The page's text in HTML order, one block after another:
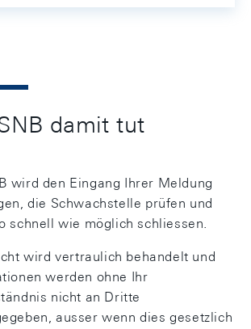
damit tut
wird den Eingang Ihrer Meldung
die Schwachstelle prüfen und
schnell wie möglich schliessen.
wird vertraulich behandelt und
werden ohne Ihr
nicht an Dritte
ausser wenn dies gesetzlich